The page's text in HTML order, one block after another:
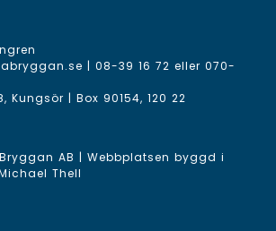
| 08-39 16 72 eller 070-
| Box 90154, 120 22
AB | Webbplatsen byggd i
Thell